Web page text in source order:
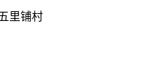
里铺村